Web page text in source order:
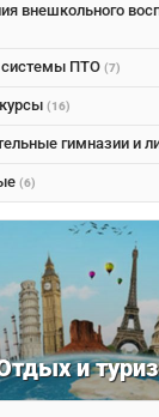
внешкольного
системы ПТО (7)
(16)
гимназии и
(6)
и